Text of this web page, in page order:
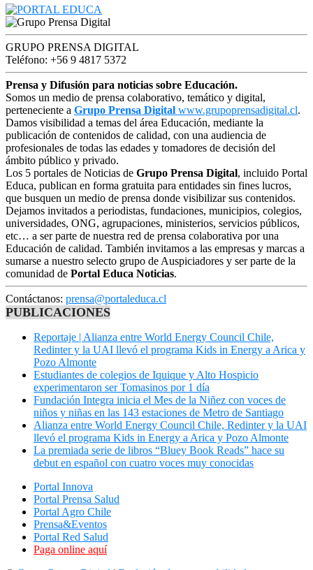
GRUPO PRENSA DIGITAL
Teléfono: +56 9 4817 5372
Prensa y Difusión para noticias sobre Educación.
Somos un medio de prensa colaborativo, temático y digital,
perteneciente a Grupo Prensa Digital www.grupoprensadigital.cl.
Damos visibilidad a temas del área Educación, mediante la
publicación de contenidos de calidad, con una audiencia de
profesionales de todas las edades y tomadores de decisión del
ámbito público y privado.
Los 5 portales de Noticias de Grupo Prensa Digital, incluido Portal
Educa, publican en forma gratuita para entidades sin fines lucros,
que busquen un medio de prensa donde visibilizar sus contenidos.
Dejamos invitados a periodistas, fundaciones, municipios, colegios,
universidades, ONG, agrupaciones, ministerios, servicios públicos,
etc… a ser parte de nuestra red de prensa colaborativa por una
Educación de calidad. También invitamos a las empresas y marcas a
sumarse a nuestro selecto grupo de Auspiciadores y ser parte de la
comunidad de Portal Educa Noticias.
Contáctanos: prensa@portaleduca.cl
PUBLICACIONES
Reportaje | Alianza entre World Energy Council Chile,
Redinter y la UAI llevó el programa Kids in Energy a Arica y
Pozo Almonte
Estudiantes de colegios de Iquique y Alto Hospicio
experimentaron ser Tomasinos por 1 día
Fundación Integra inicia el Mes de la Niñez con voces de
niños y niñas en las 143 estaciones de Metro de Santiago
Alianza entre World Energy Council Chile, Redinter y la UAI
llevó el programa Kids in Energy a Arica y Pozo Almonte
La premiada serie de libros “Bluey Book Reads” hace su
debut en español con cuatro voces muy conocidas
Portal Innova
Portal Prensa Salud
Portal Agro Chile
Prensa&Eventos
Portal Red Salud
Paga online aquí